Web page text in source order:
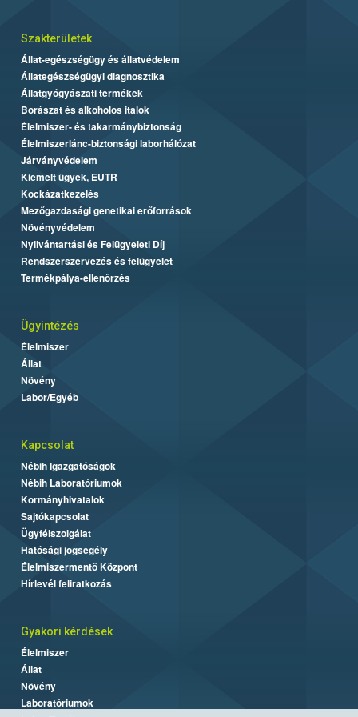
Szakterületek
Állat-egészségügy és állatvédelem
Állategészségügyi diagnosztika
Állatgyógyászati termékek
Borászat és alkoholos italok
Élelmiszer- és takarmánybiztonság
Élelmiszerlánc-biztonsági laborhálózat
Járványvédelem
Kiemelt ügyek, EUTR
Kockázatkezelés
Mezőgazdasági genetikai erőforrások
Növényvédelem
Nyilvántartási és Felügyeleti Díj
Rendszerszervezés és felügyelet
Termékpálya-ellenőrzés
Ügyintézés
Élelmiszer
Állat
Növény
Labor/Egyéb
Kapcsolat
Nébih Igazgatóságok
Nébih Laboratóriumok
Kormányhivatalok
Sajtókapcsolat
Ügyfélszolgálat
Hatósági jogsegély
Élelmiszermentő Központ
Hírlevél feliratkozás
Gyakori kérdések
Élelmiszer
Állat
Növény
Laboratóriumok